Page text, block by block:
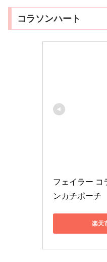
コラソンハート
フェイラー コ
ンカチポーチ
楽天